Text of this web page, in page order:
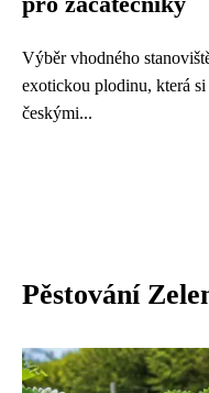
Výběr vhodného
exotickou plodinu, která
českými...
Pěstování